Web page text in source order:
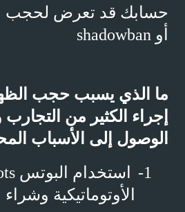
حسابك قد تعرض لحجب
أو shadowban
ما الذي يسبب حجب
إجراء الكثير من التجارب
الوصول إلى الأسباب
1- استخدام البوتس
الأوتوماتيكية وشراء